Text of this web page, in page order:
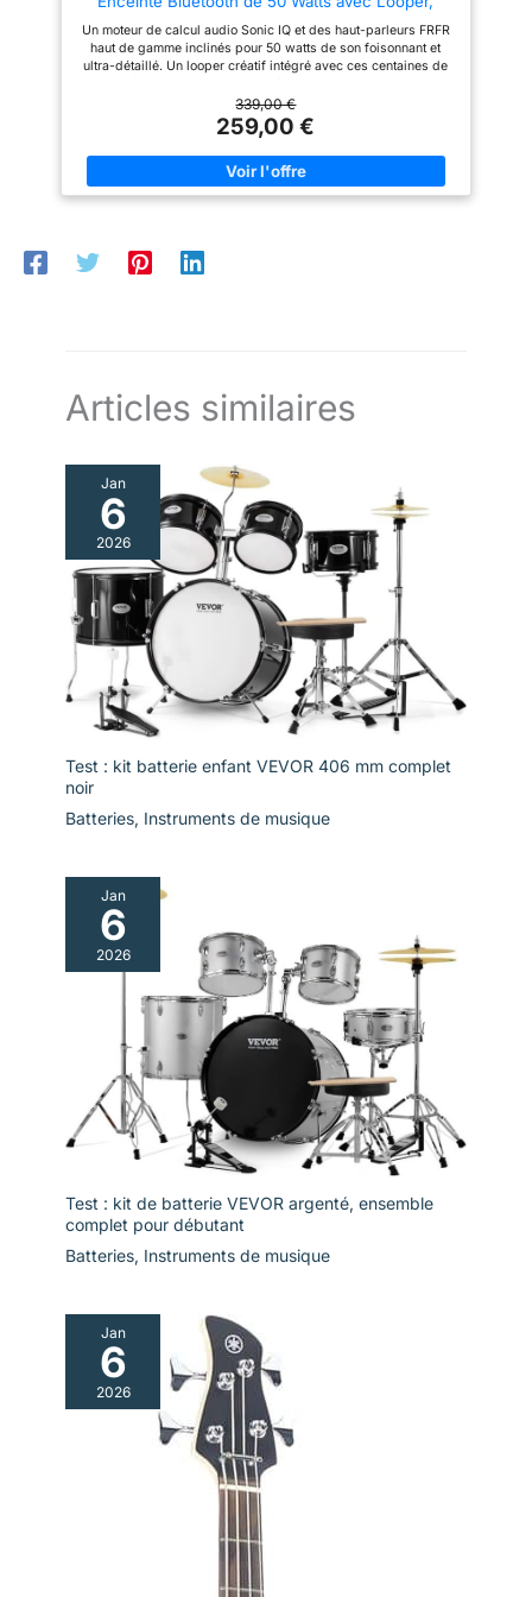
permet de profiter de votre
musique sans limites Profitez
de la tranquillité d'esprit avec la
d'excellence Cet ampli incarne
fournir aux musiciens les outils
électriques, acoustiques et Les Basses
Un moteur de calcul audio Sonic IQ et des haut-parleurs FRFR
haut de gamme inclinés pour 50 watts de son foisonnant et
ultra-détaillé. Un looper créatif intégré avec ces centaines de
notamment des émulations d’amplis à lampes, fonctionnant
grâce à un DSP optimisé. Décrivez le son que vous avez en
tête à l’IA Spark, elle vous suggérera automatiquement des
résultats adaptés. Alimentation optionnelle sur batterie offrant
jusqu’à 12 heures d’autonomie. (batterie vendue séparément)
339,00 €
259,00 €
Articles similaires
Jan
6
2026
Test : kit batterie enfant VEVOR 406 mm complet
noir
Batteries, Instruments de musique
Jan
6
2026
Test : kit de batterie VEVOR argenté, ensemble
complet pour débutant
Batteries, Instruments de musique
Jan
6
2026